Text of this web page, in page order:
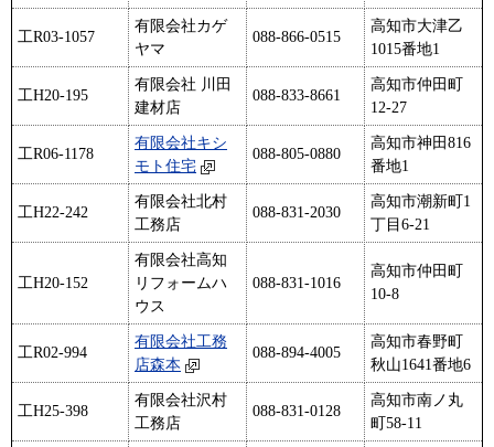
工R03-1057
有限会社カゲ
ヤマ
088-866-0515
高知市大津乙
1015番地1
工H20-195
有限会社 川田
建材店
088-833-8661
高知市仲田町
12-27
工R06-1178
有限会社キシ
モト住宅
088-805-0880
高知市神田816
番地1
工H22-242
有限会社北村
工務店
088-831-2030
高知市潮新町1
丁目6-21
工H20-152
有限会社高知
リフォームハ
ウス
088-831-1016
高知市仲田町
10-8
工R02-994
有限会社工務
店森本
088-894-4005
高知市春野町
秋山1641番地6
工H25-398
有限会社沢村
工務店
088-831-0128
高知市南ノ丸
町58-11